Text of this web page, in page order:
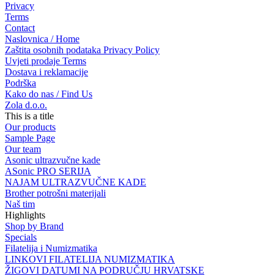
Privacy
Terms
Contact
Naslovnica / Home
Zaštita osobnih podataka Privacy Policy
Uvjeti prodaje Terms
Dostava i reklamacije
Podrška
Kako do nas / Find Us
Zola d.o.o.
This is a title
Our products
Sample Page
Our team
Asonic ultrazvučne kade
ASonic PRO SERIJA
NAJAM ULTRAZVUČNE KADE
Brother potrošni materijali
Naš tim
Highlights
Shop by Brand
Specials
Filatelija i Numizmatika
LINKOVI FILATELIJA NUMIZMATIKA
ŽIGOVI DATUMI NA PODRUČJU HRVATSKE